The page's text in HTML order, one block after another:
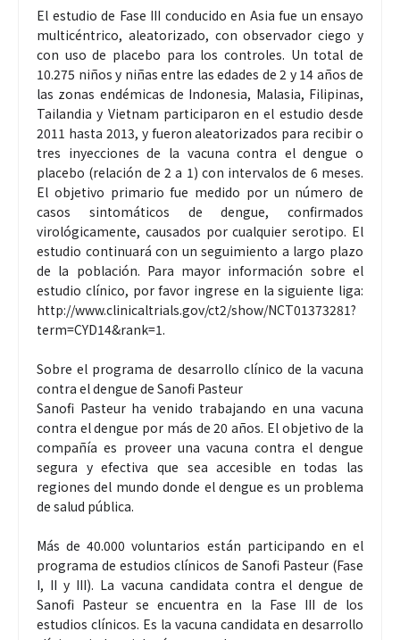
El estudio de Fase III conducido en Asia fue un ensayo
multicéntrico, aleatorizado, con observador ciego y
con uso de placebo para los controles. Un total de
10.275 niños y niñas entre las edades de 2 y 14 años de
las zonas endémicas de Indonesia, Malasia, Filipinas,
Tailandia y Vietnam participaron en el estudio desde
2011 hasta 2013, y fueron aleatorizados para recibir o
tres inyecciones de la vacuna contra el dengue o
placebo (relación de 2 a 1) con intervalos de 6 meses.
El objetivo primario fue medido por un número de
casos sintomáticos de dengue, confirmados
virológicamente, causados por cualquier serotipo. El
estudio continuará con un seguimiento a largo plazo
de la población. Para mayor información sobre el
estudio clínico, por favor ingrese en la siguiente liga:
http://www.clinicaltrials.gov/ct2/show/NCT01373281?
term=CYD14&rank=1.
Sobre el programa de desarrollo clínico de la vacuna
contra el dengue de Sanofi Pasteur
Sanofi Pasteur ha venido trabajando en una vacuna
contra el dengue por más de 20 años. El objetivo de la
compañía es proveer una vacuna contra el dengue
segura y efectiva que sea accesible en todas las
regiones del mundo donde el dengue es un problema
de salud pública.
Más de 40.000 voluntarios están participando en el
programa de estudios clínicos de Sanofi Pasteur (Fase
I, II y III). La vacuna candidata contra el dengue de
Sanofi Pasteur se encuentra en la Fase III de los
estudios clínicos. Es la vacuna candidata en desarrollo